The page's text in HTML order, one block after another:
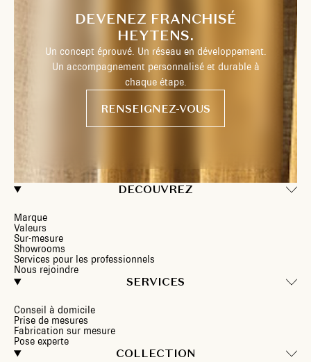
DECOUVREZ
Marque
Valeurs
Sur-mesure
Showrooms
Services pour les professionnels
Nous rejoindre
SERVICES
Conseil à domicile
Prise de mesures
Fabrication sur mesure
Pose experte
COLLECTION
DEVENEZ FRANCHISÉ
HEYTENS.
Un concept éprouvé. Un réseau en développement.
Un accompagnement personnalisé et durable à
chaque étape.
RENSEIGNEZ-VOUS